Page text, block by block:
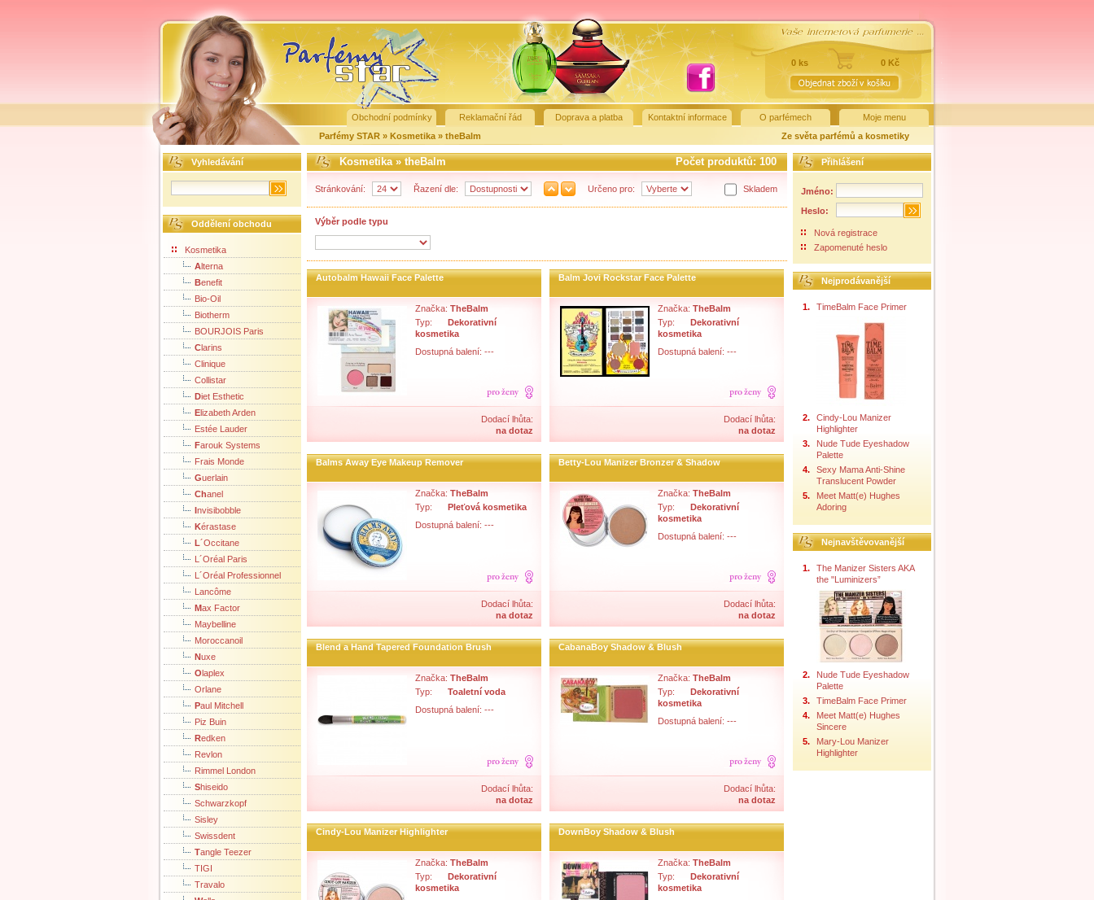
0 ks 0 Kč
Obchodní podmínky Reklamační řád Doprava a platba Kontaktní informace O parfémech
Moje menu
Parfémy STAR » Kosmetika » theBalm Ze světa parfémů a kosmetiky
Vyhledávání
Oddělení obchodu
Kosmetika
Alterna
Benefit
Bio-Oil
Biotherm
BOURJOIS Paris
Clarins
Clinique
Collistar
Diet Esthetic
Elizabeth Arden
Estée Lauder
Farouk Systems
Frais Monde
Guerlain
Chanel
Invisibobble
Kérastase
L´Occitane
L´Oréal Paris
L´Oréal Professionnel
Lancôme
Max Factor
Maybelline
Moroccanoil
Nuxe
Olaplex
Orlane
Paul Mitchell
Piz Buin
Redken
Revlon
Rimmel London
Shiseido
Schwarzkopf
Sisley
Swissdent
Tangle Teezer
TIGI
Travalo
Počet produktů:100
Kosmetika»theBalm
Skladem
Stránkování: Řazení dle: Určeno pro:
Výběr podle typu
Autobalm Hawaii Face Palette
Značka: TheBalm
Typ:
Dekorativní
kosmetika
Dostupná balení: ---
Dodací lhůta:
na dotaz
Balm Jovi Rockstar Face Palette
Značka: TheBalm
Typ:
Dekorativní
kosmetika
Dostupná balení: ---
Dodací lhůta:
na dotaz
Balms Away Eye Makeup Remover
Značka: TheBalm
Typ:
Pleťová kosmetika
Dostupná balení: ---
Dodací lhůta:
na dotaz
Betty-Lou Manizer Bronzer & Shadow
Značka: TheBalm
Typ:
Dekorativní
kosmetika
Dostupná balení: ---
Dodací lhůta:
na dotaz
Blend a Hand Tapered Foundation Brush
Značka: TheBalm
Typ:
Toaletní voda
Dostupná balení: ---
Dodací lhůta:
na dotaz
CabanaBoy Shadow & Blush
Značka: TheBalm
Typ:
Dekorativní
kosmetika
Dostupná balení: ---
Dodací lhůta:
na dotaz
Cindy-Lou Manizer Highlighter
Značka: TheBalm
Typ:
Dekorativní
kosmetika
DownBoy Shadow & Blush
Značka: TheBalm
Typ:
Dekorativní
kosmetika
Přihlášení
Jméno:
Heslo:
Nová registrace
Zapomenuté heslo
Nejprodávanější
1. TimeBalm Face Primer
2.
Cindy-Lou Manizer
Highlighter
3.
Nude Tude Eyeshadow
Palette
4.
Sexy Mama Anti-Shine
Translucent Powder
5.
Meet Matt(e) Hughes
Adoring
Nejnavštěvovanější
1.
The Manizer Sisters AKA
the "Luminizers”
2.
Nude Tude Eyeshadow
Palette
3.
TimeBalm Face Primer
4.
Meet Matt(e) Hughes
Sincere
5.
Mary-Lou Manizer
Highlighter